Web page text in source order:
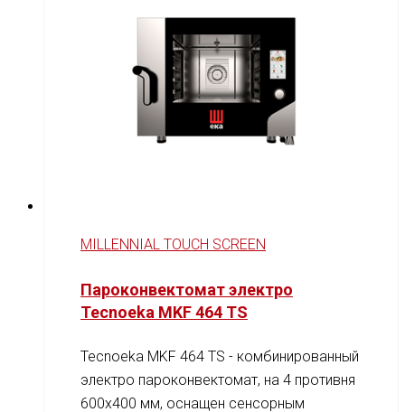
MILLENNIAL TOUCH SCREEN
Пароконвектомат электро
Tecnoeka MKF 464 TS
Tecnoeka MKF 464 TS - комбинированный
электро пароконвектомат, на 4 противня
600x400 мм, оснащен сенсорным